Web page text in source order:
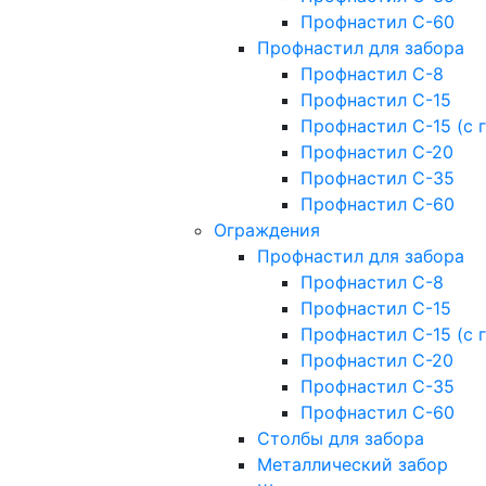
Профнастил С-60
Профнастил для забора
Профнастил С-8
Профнастил С-15
Профнастил С-15 (с
Профнастил С-20
Профнастил С-35
Профнастил С-60
Ограждения
Профнастил для забора
Профнастил С-8
Профнастил С-15
Профнастил С-15 (с
Профнастил С-20
Профнастил С-35
Профнастил С-60
Столбы для забора
Металлический забор